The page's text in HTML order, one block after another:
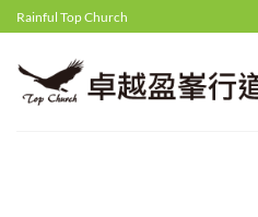
Skip
to
content
Rainful Top Church